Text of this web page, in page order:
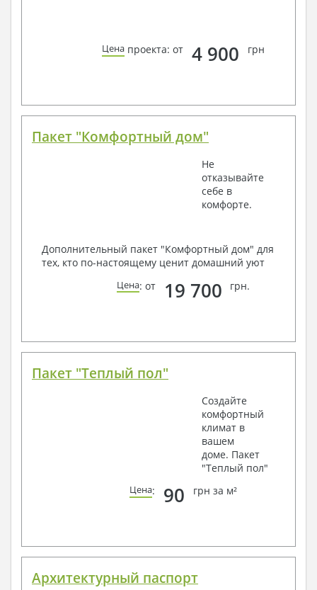
Цена проекта: от 4 900 грн
Пакет "Комфортный дом"
Не
отказывайте
себе в
комфорте.
Дополнительный пакет "Комфортный дом" для
тех, кто по-настоящему ценит домашний уют
Цена: от 19 700 грн.
Пакет "Теплый пол"
Создайте
комфортный
климат в
вашем
доме. Пакет
"Теплый пол"
Цена: 90 грн за м²
Архитектурный паспорт